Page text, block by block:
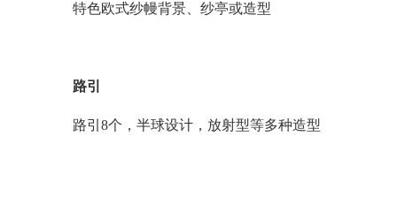
特色欧式纱幔背景、纱亭或造型
路引
路引 8个，半球设计，放射型等多种造型